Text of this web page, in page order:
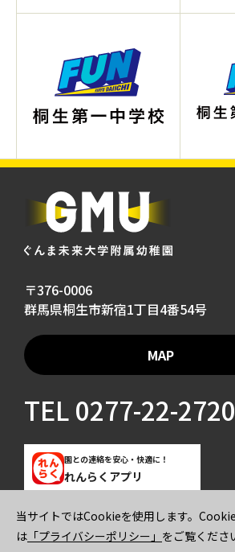
〒376-0006
群馬県桐生市新宿1丁目4番54号
MAP
TEL0277-22-2720
園との連絡を安心・快適に！
れんらくアプリ
ご寄付のお願いプライバシーポリシー
当サイトではCookieを使用します。
は 「プライバシーポリシー」 をご覧くださ